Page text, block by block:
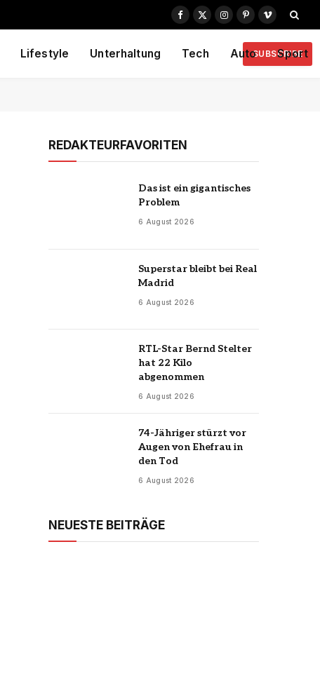
Facebook
X
Instagram
PinterestVimeo
Lifestyle Unterhaltung Tech Auto Sport
SUBSCRIBE
REDAKTEURFAVORITEN
Das ist ein gigantisches
Problem
6 August 2026
Superstar bleibt bei Real
Madrid
6 August 2026
RTL-Star Bernd Stelter
hat 22 Kilo
abgenommen
6 August 2026
74-Jähriger stürzt vor
Augen von Ehefrau in
den Tod
6 August 2026
NEUESTE BEITRÄGE